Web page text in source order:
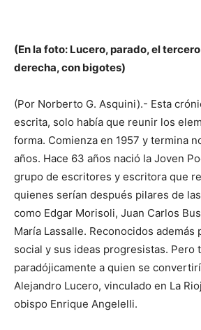
(En la foto: Lucero, parado, el
derecha, con bigotes)
(Por Norberto G. Asquini).- Esta
escrita, solo había que reunir los
forma. Comienza en 1957 y termina
años. Hace 63 años nació la Joven
grupo de escritores y escritora que
quienes serían después pilares de
como Edgar Morisoli, Juan Carlos
María Lassalle. Reconocidos además
social y sus ideas progresistas. Pero
paradójicamente a quien se
Alejandro Lucero, vinculado en La
obispo Enrique Angelelli.